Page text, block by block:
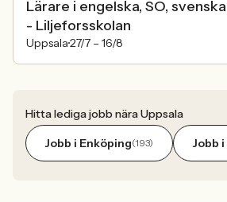
Lärare i engelska, SO,
- Liljeforsskolan
Uppsala27/7 – 16/8
Hitta lediga jobb nära Uppsala
Jobb i Enköping(193) Jobb